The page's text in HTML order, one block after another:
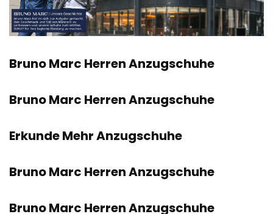
Bruno Marc Herren Anzugschuhe
Bruno Marc Herren Anzugschuhe
Erkunde Mehr Anzugschuhe
Bruno Marc Herren Anzugschuhe
Bruno Marc Herren Anzugschuhe